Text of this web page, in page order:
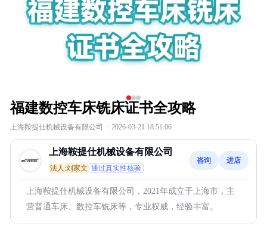
福建数控车床铣床证书全攻略
上海鞍提仕机械设备有限公司 · 2026-03-21 18:51:06
上海鞍提仕机械设备有限公司
法人:刘家文 通过真实性核验
咨询 进店
上海鞍提仕机械设备有限公司，2021年成立于上海市，主
营普通车床、数控车铣床等，专业权威，经验丰富。